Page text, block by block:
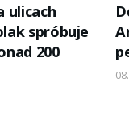
ulicach
spróbuje
200